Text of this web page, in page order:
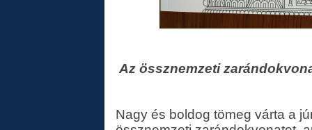
Az össznemzeti
Nagy és boldog tömeg várta a